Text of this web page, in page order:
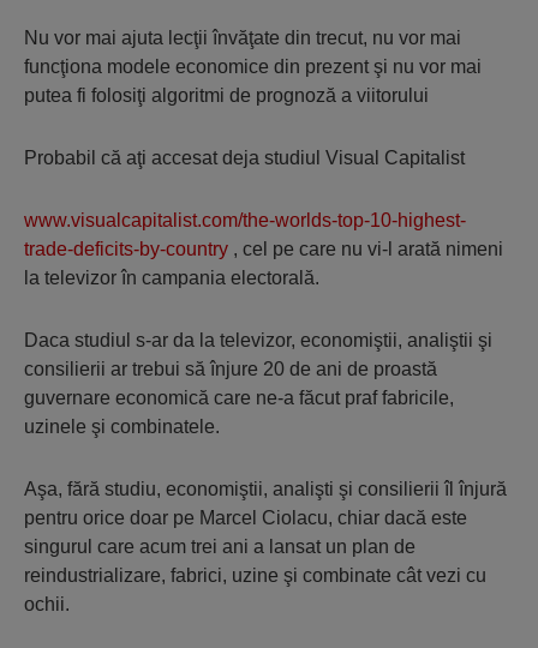
Nu vor mai ajuta lecţii învăţate din trecut, nu vor mai
funcţiona modele economice din prezent şi nu vor mai
putea fi folosiţi algoritmi de prognoză a viitorului
Probabil că aţi accesat deja studiul Visual Capitalist
www.visualcapitalist.com/the-worlds-top-10-highest-
trade-deficits-by-country , cel pe care nu vi-l arată nimeni
la televizor în campania electorală.
Daca studiul s-ar da la televizor, economiştii, analiştii şi
consilierii ar trebui să înjure 20 de ani de proastă
guvernare economică care ne-a făcut praf fabricile,
uzinele şi combinatele.
Aşa, fără studiu, economiştii, analişti şi consilierii îl înjură
pentru orice doar pe Marcel Ciolacu, chiar dacă este
singurul care acum trei ani a lansat un plan de
reindustrializare, fabrici, uzine şi combinate cât vezi cu
ochii.